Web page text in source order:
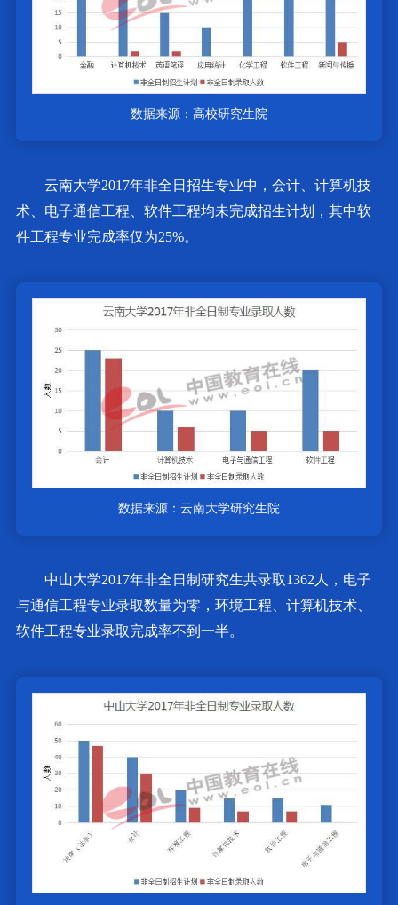
数据来源：高校研究生院
云南大学2017年非全日招生专业中，会计、计算机技
术、电子通信工程、软件工程均未完成招生计划，其中软
件工程专业完成率仅为25%。
数据来源：云南大学研究生院
中山大学2017年非全日制研究生共录取1362人，电子
与通信工程专业录取数量为零，环境工程、计算机技术、
软件工程专业录取完成率不到一半。